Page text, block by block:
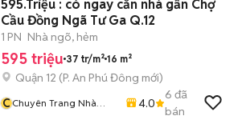
595.Triệu : có ngay căn nhà gần Chợ
Cầu Đồng Ngã Tư Ga Q.12
1 PN Nhà ngõ, hẻm
595 triệu 37 tr/m² 16 m²
Quận 12 (P. An Phú Đông mới)
CChuyên Trang Nhà
4.0
6 đã
bán